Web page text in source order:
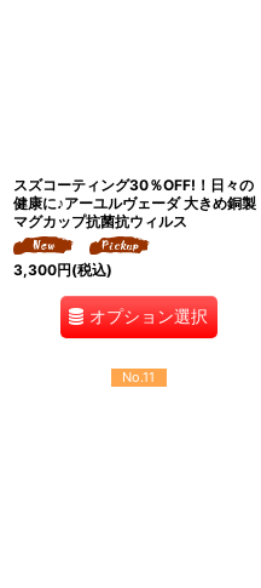
スズコーティング30％OFF!！日々の
健康に♪アーユルヴェーダ 大きめ銅製
マグカップ抗菌抗ウィルス
3,300円(税込)
オプション選択
No.11